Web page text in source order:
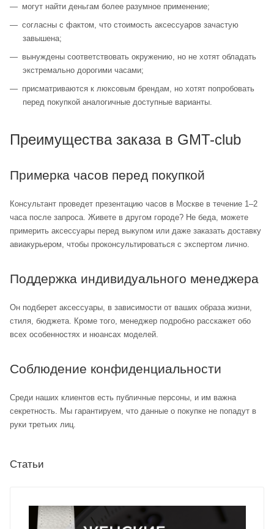
могут найти деньгам более разумное применение;
согласны с фактом, что стоимость аксессуаров зачастую
завышена;
вынуждены соответствовать окружению, но не хотят обладать
экстремально дорогими часами;
присматриваются к люксовым брендам, но хотят попробовать
перед покупкой аналогичные доступные варианты.
Преимущества заказа в GMT-club
Примерка часов перед покупкой
Консультант проведет презентацию часов в Москве в течение 1–2
часа после запроса. Живете в другом городе? Не беда, можете
примерить аксессуары перед выкупом или даже заказать доставку
авиакурьером, чтобы проконсультироваться с экспертом лично.
Поддержка индивидуального менеджера
Он подберет аксессуары, в зависимости от ваших образа жизни,
стиля, бюджета. Кроме того, менеджер подробно расскажет обо
всех особенностях и нюансах моделей.
Соблюдение конфиденциальности
Среди наших клиентов есть публичные персоны, и им важна
секретность. Мы гарантируем, что данные о покупке не попадут в
руки третьих лиц.
Статьи